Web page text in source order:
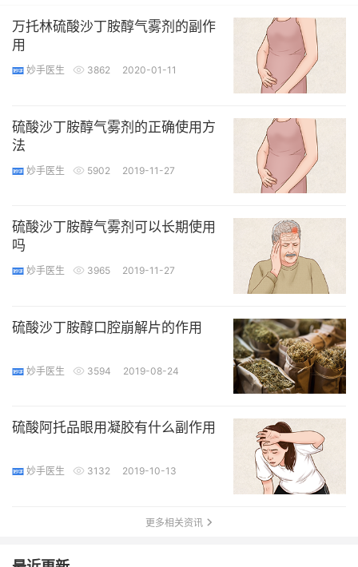
万托林硫酸沙丁胺醇气雾剂的副作
用
妙手医生 3862 2020-01-11
硫酸沙丁胺醇气雾剂的正确使用方
法
妙手医生 5902 2019-11-27
硫酸沙丁胺醇气雾剂可以长期使用
吗
妙手医生 3965 2019-11-27
硫酸沙丁胺醇口腔崩解片的作用
妙手医生 3594 2019-08-24
硫酸阿托品眼用凝胶有什么副作用
妙手医生 3132 2019-10-13
更多相关资讯